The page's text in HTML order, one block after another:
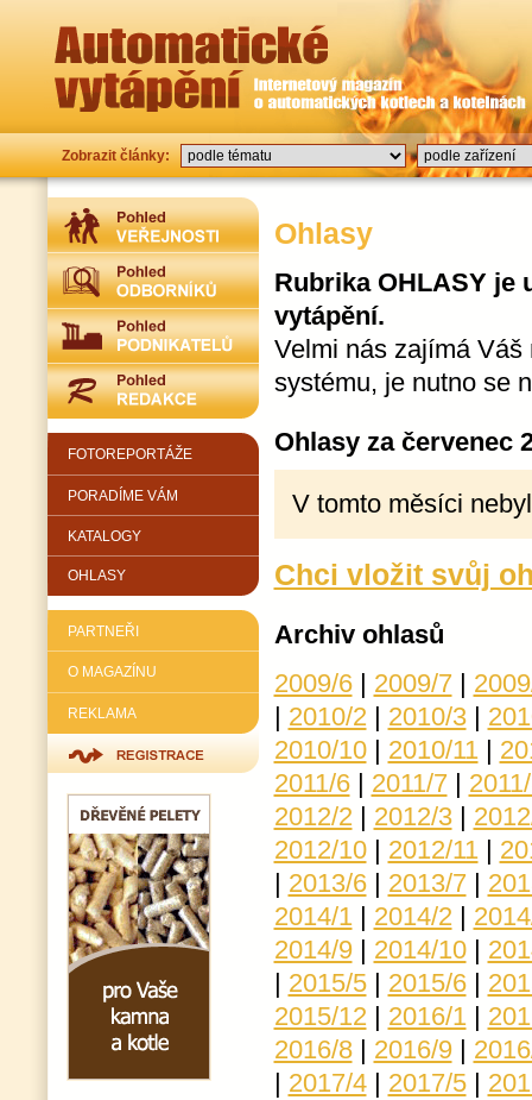
Zobrazit články:
FOTOREPORTÁŽE
PORADÍME VÁM
KATALOGY
OHLASY
PARTNEŘI
O MAGAZÍNU
REKLAMA
Ohlasy
Rubrika OHLASY je
vytápění.
Velmi nás zajímá
systému, je nutno se
Ohlasy za červenec
V tomto měsíci
Chci vložit svůj
Archiv ohlasů
2009/6| 2009/7|
| 2010/2| 2010/3|
2010/10| 2010/11|
2011/6| 2011/7|
2012/2| 2012/3|
2012/10| 2012/11|
| 2013/6| 2013/7|
2014/1| 2014/2|
2014/9| 2014/10|
| 2015/5| 2015/6|
2015/12| 2016/1|
2016/8| 2016/9|
| 2017/4| 2017/5|